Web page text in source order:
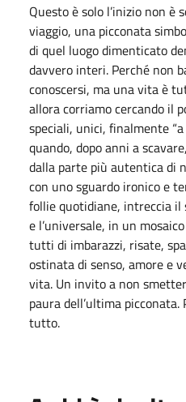
Questo è solo l’inizio non è
viaggio, una picconata
di quel luogo dimenticato
davvero interi. Perché non
conoscersi, ma una vita è
allora corriamo cercando il
speciali, unici, finalmente “a
quando, dopo anni a
dalla parte più autentica di
con uno sguardo ironico e
follie quotidiane, intreccia il
e l’universale, in un
tutti di imbarazzi, risate,
ostinata di senso, amore e
vita. Un invito a non
paura dell’ultima
tutto.